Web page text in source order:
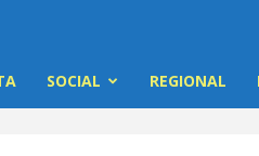
SOCIAL REGIONAL